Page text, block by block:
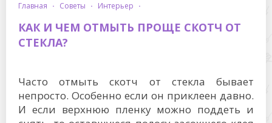
главная · советы · интерьер ·
КАК И ЧЕМ ОТМЫТЬ ПРОЩЕ СКОТЧ ОТ
СТЕКЛА?
Часто отмыть скотч от стекла бывает
непросто. Особенно если он приклеен давно.
И если верхнюю пленку можно поддеть и